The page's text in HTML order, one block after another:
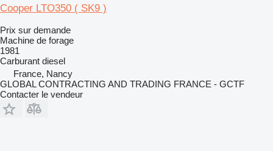
Cooper LTO350 ( SK9 )
Prix sur demande
Machine de forage
1981
Carburant diesel
France, Nancy
GLOBAL CONTRACTING AND TRADING FRANCE - GCTF
Contacter le vendeur